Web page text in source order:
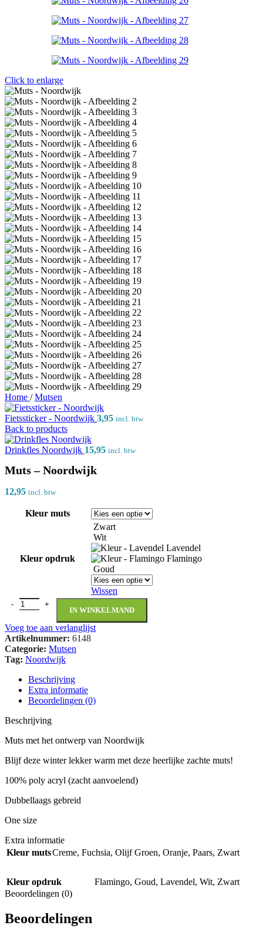
Click to enlarge
Home / Mutsen
Fietssticker - Noordwijk 3,95 incl. btw
Back to products
Drinkfles Noordwijk 15,95 incl. btw
Muts – Noordwijk
12,95 incl. btw
Kleur muts
Kleur opdruk
Zwart
Wit
Lavendel
Flamingo
Goud
Wissen
IN WINKELMAND
Voeg toe aan verlanglijst
Artikelnummer: 6148
Categorie: Mutsen
Tag: Noordwijk
Beschrijving
Extra informatie
Beoordelingen (0)
Beschrijving
Muts met het ontwerp van Noordwijk
Blijf deze winter lekker warm met deze heerlijke zachte muts!
100% poly acryl (zacht aanvoelend)
Dubbellaags gebreid
One size
Extra informatie
Kleur mutsCreme, Fuchsia, Olijf Groen, Oranje, Paars, Zwart
Kleur opdruk Flamingo, Goud, Lavendel, Wit, Zwart
Beoordelingen (0)
Beoordelingen